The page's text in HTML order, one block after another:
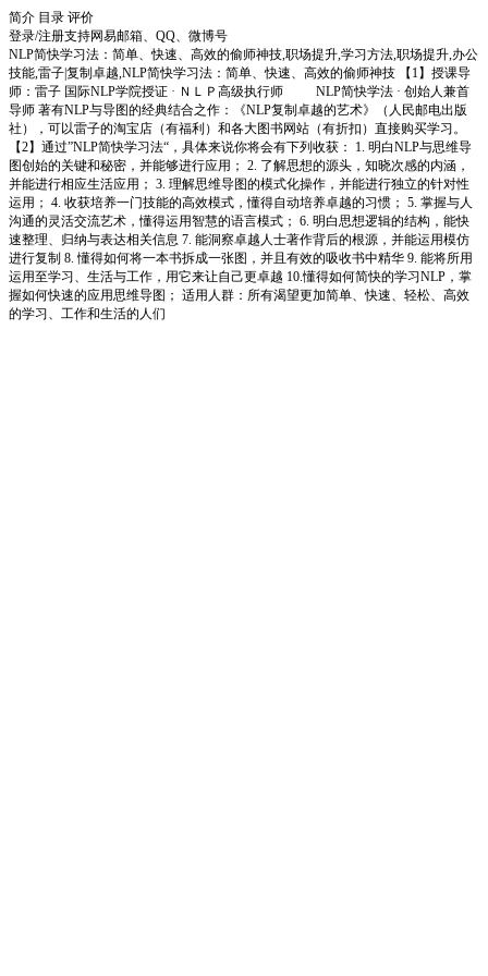
简介 目录 评价
登录/注册支持网易邮箱、QQ、微博号
NLP简快学习法：简单、快速、高效的偷师神技,职场提升,学习方法,职场提升,办公
技能,雷子|复制卓越,NLP简快学习法：简单、快速、高效的偷师神技 【1】授课导
师：雷子 国际NLP学院授证 · ＮＬＰ高级执行师 NLP简快学法 · 创始人兼首
导师 著有NLP与导图的经典结合之作：《NLP复制卓越的艺术》（人民邮电出版
社），可以雷子的淘宝店（有福利）和各大图书网站（有折扣）直接购买学习。
【2】通过”NLP简快学习法“，具体来说你将会有下列收获： 1. 明白NLP与思维导
图创始的关键和秘密，并能够进行应用； 2. 了解思想的源头，知晓次感的内涵，
并能进行相应生活应用； 3. 理解思维导图的模式化操作，并能进行独立的针对性
运用； 4. 收获培养一门技能的高效模式，懂得自动培养卓越的习惯； 5. 掌握与人
沟通的灵活交流艺术，懂得运用智慧的语言模式； 6. 明白思想逻辑的结构，能快
速整理、归纳与表达相关信息 7. 能洞察卓越人士著作背后的根源，并能运用模仿
进行复制 8. 懂得如何将一本书拆成一张图，并且有效的吸收书中精华 9. 能将所用
运用至学习、生活与工作，用它来让自己更卓越 10.懂得如何简快的学习NLP，掌
握如何快速的应用思维导图； 适用人群：所有渴望更加简单、快速、轻松、高效
的学习、工作和生活的人们